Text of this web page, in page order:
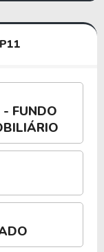
- FUNDO